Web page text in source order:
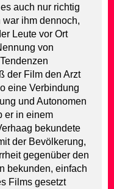
auch nur richtig
ihm dennoch,
Leute vor Ort
von
der Film den Arzt
eine Verbindung
und Autonomen
er in einem
bekundete
der Bevölkerung,
gegenüber den
bekunden, einfach
Films gesetzt